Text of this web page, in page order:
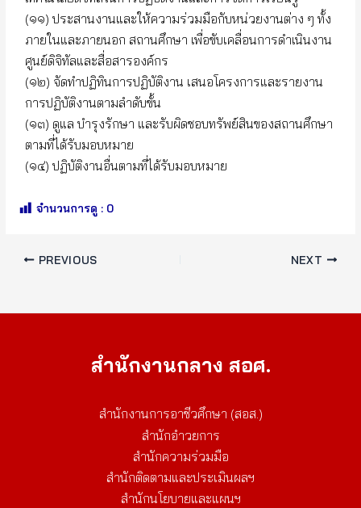
(๑๑) ประสานงานและให้ความร่วมมือกับหน่วยงานต่าง ๆ ทั้ง
ภายในและภายนอก สถานศึกษา เพื่อขับเคลื่อนการดำเนินงาน
ศูนย์ดิจิทัลและสื่อสารองค์กร
(๑๒) จัดทำปฏิทินการปฏิบัติงาน เสนอโครงการและรายงาน
การปฏิบัติงานตามลำดับขั้น
(๑๓) ดูแล บำรุงรักษา และรับผิดชอบทรัพย์สินของสถานศึกษา
ตามที่ได้รับมอบหมาย
(๑๔) ปฏิบัติงานอื่นตามที่ได้รับมอบหมาย
จำนวนการดู : 0
PREVIOUS NEXT
สำนักงานกลาง สอศ.
สำนักงานการอาชีวศึกษา (สอส.)
สำนักอำวยการ
สำนักความร่วมมือ
สำนักติดตามและประเมินผลฯ
สำนักนโยบายและแผนฯ